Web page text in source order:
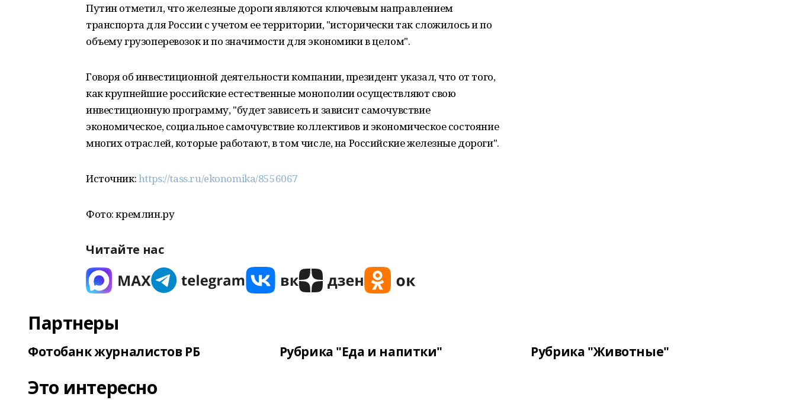
Путин отметил, что железные дороги являются ключевым направлением
транспорта для России с учетом ее территории, "исторически так сложилось и по
объему грузоперевозок и по значимости для экономики в целом".
Говоря об инвестиционной деятельности компании, президент указал, что от того,
как крупнейшие российские естественные монополии осуществляют свою
инвестиционную программу, "будет зависеть и зависит самочувствие
экономическое, социальное самочувствие коллективов и экономическое состояние
многих отраслей, которые работают, в том числе, на Российские железные дороги".
Источник:https://tass.ru/ekonomika/8556067
Фото: кремлин.ру
Читайте нас
Партнеры
Фотобанк журналистов РБ Рубрика "Еда и напитки" Рубрика "Животные"
Это интересно